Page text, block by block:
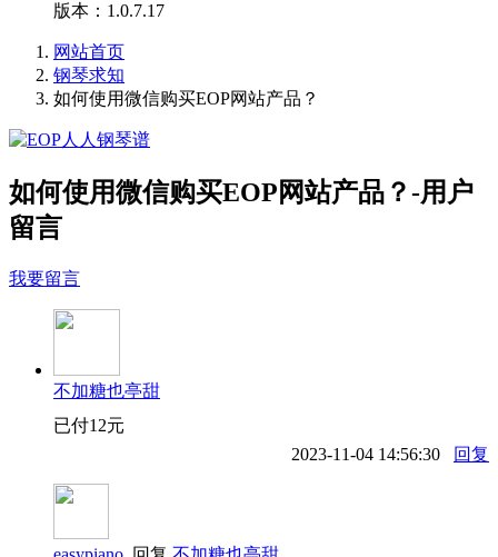
版本：1.0.7.17
网站首页
钢琴求知
如何使用微信购买EOP网站产品？
如何使用微信购买EOP网站产品？-用户
留言
我要留言
不加糖也亭甜
已付12元
2023-11-04 14:56:30
回复